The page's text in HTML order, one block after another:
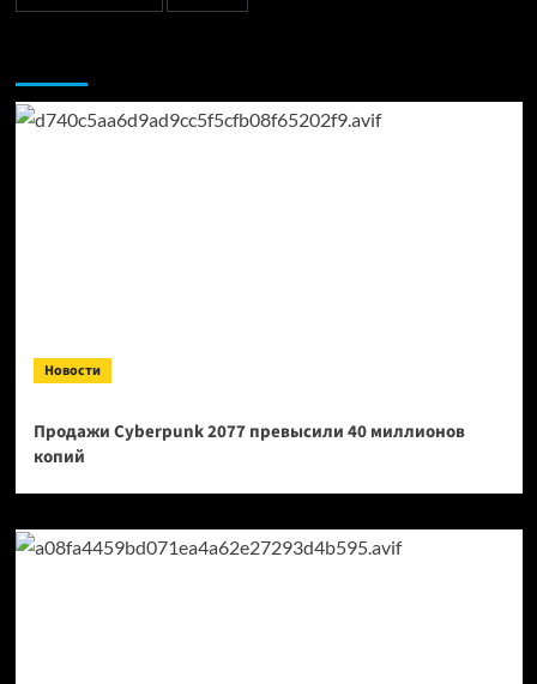
Новости
Продажи Cyberpunk 2077 превысили 40 миллионов
копий